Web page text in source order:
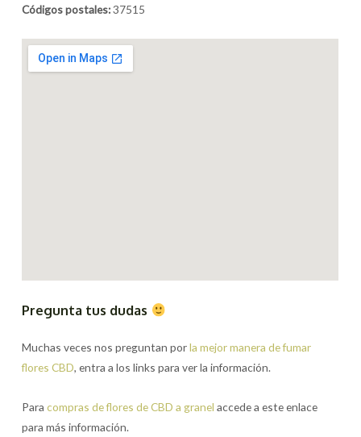
Códigos postales:37515
Pregunta tus dudas
Muchas veces nos preguntan porla mejor manera de fumar
flores CBD, entra a los links para ver la información.
Paracompras de flores de CBD a granel accede a este enlace
para más información.